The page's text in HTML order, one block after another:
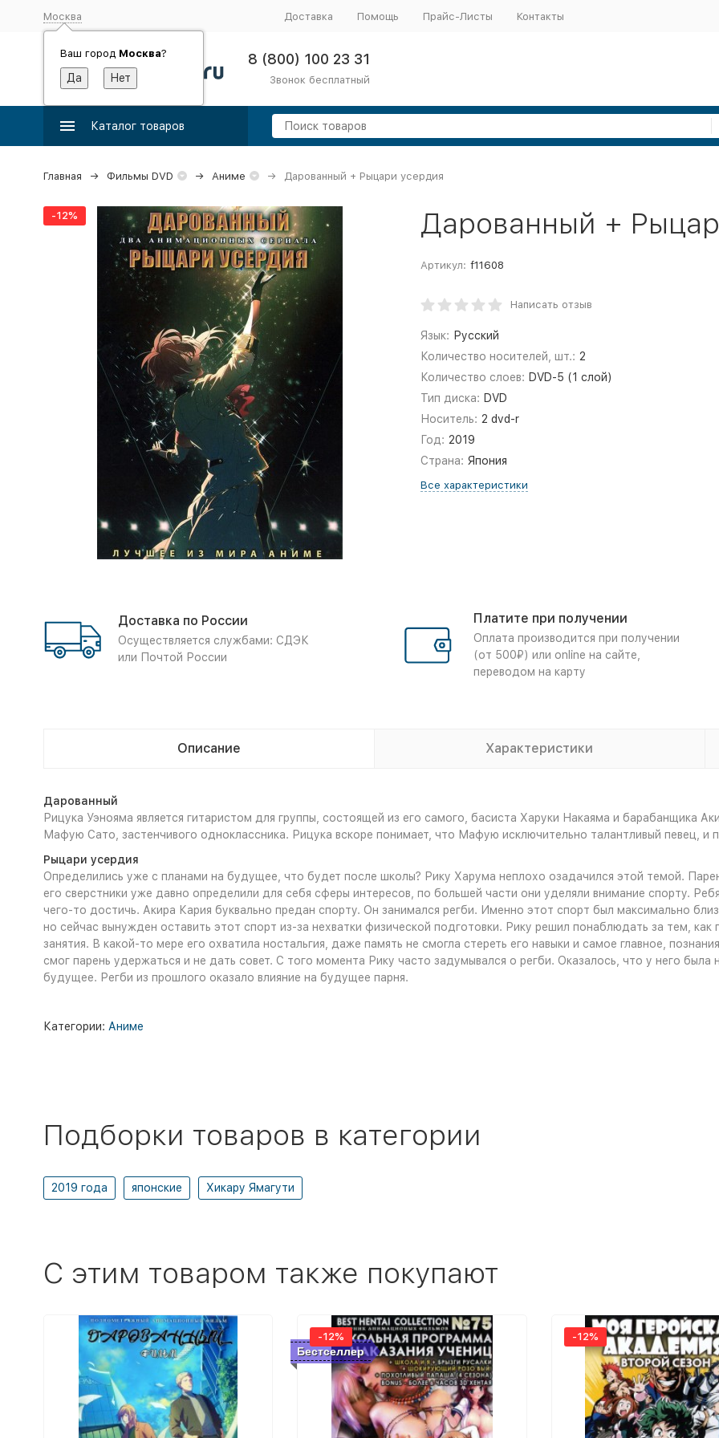
Москва
Ваш город Москва?
Доставка Помощь Прайс-Листы Контакты
8 (800) 100 23 31
Звонок бесплатный
Каталог товаров
Главная Фильмы DVD Аниме Дарованный + Рыцари усердия
-12% Дарованный +
Артикул: f11608
Написать отзыв
Язык: Русский
Количество носителей, шт.: 2
Количество слоев: DVD-5 (1 слой)
Тип диска: DVD
Носитель: 2 dvd-r
Год: 2019
Страна: Япония
Все характеристики
Доставка по России
Осуществляется службами: СДЭК
или Почтой России
Платите при получении
Оплата производится при получении
(от 500₽) или online на сайте,
переводом на карту
Описание Характеристики
Дарованный
Рицука Уэнояма является гитаристом для группы, состоящей из его самого, басиста Харуки Накаяма и барабанщика
Мафую Сато, застенчивого одноклассника. Рицука вскоре понимает, что Мафую исключительно талантливый певец, и
Рыцари усердия
Определились уже с планами на будущее, что будет после школы? Рику Харума неплохо озадачился этой темой.
его сверстники уже давно определили для себя сферы интересов, по большей части они уделяли внимание спорту.
чего-то достичь. Акира Кария буквально предан спорту. Он занимался регби. Именно этот спорт был максимально
но сейчас вынужден оставить этот спорт из-за нехватки физической подготовки. Рику решил понаблюдать за тем,
занятия. В какой-то мере его охватила ностальгия, даже память не смогла стереть его навыки и самое главное,
смог парень удержаться и не дать совет. С того момента Рику часто задумывался о регби. Оказалось, что у него
будущее. Регби из прошлого оказало влияние на будущее парня.
Категории: Аниме
Подборки товаров в категории
2019 года японские Хикару Ямагути
C этим товаром также покупают
Бестселлер
-12% -12%